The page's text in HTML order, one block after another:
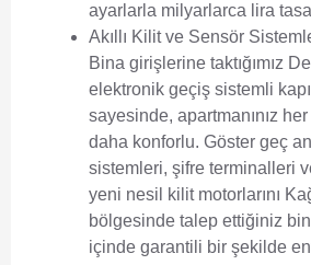
ayarlarla milyarlarca lira
Akıllı Kilit ve Sensör
Bina girişlerine taktığımız
elektronik geçiş sistemli
sayesinde, apartmanınız
daha konforlu. Göster geç
sistemleri, şifre terminalleri
yeni nesil kilit motorlarını
bölgesinde talep ettiğiniz
içinde garantili bir şekilde